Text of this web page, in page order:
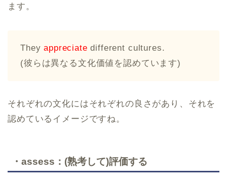
ます。
Theyappreciate different cultures.
(彼らは異なる文化価値を認めています)
それぞれの文化にはそれぞれの良さがあり、それを
認めているイメージですね。
・assess：(熟考して)評価する